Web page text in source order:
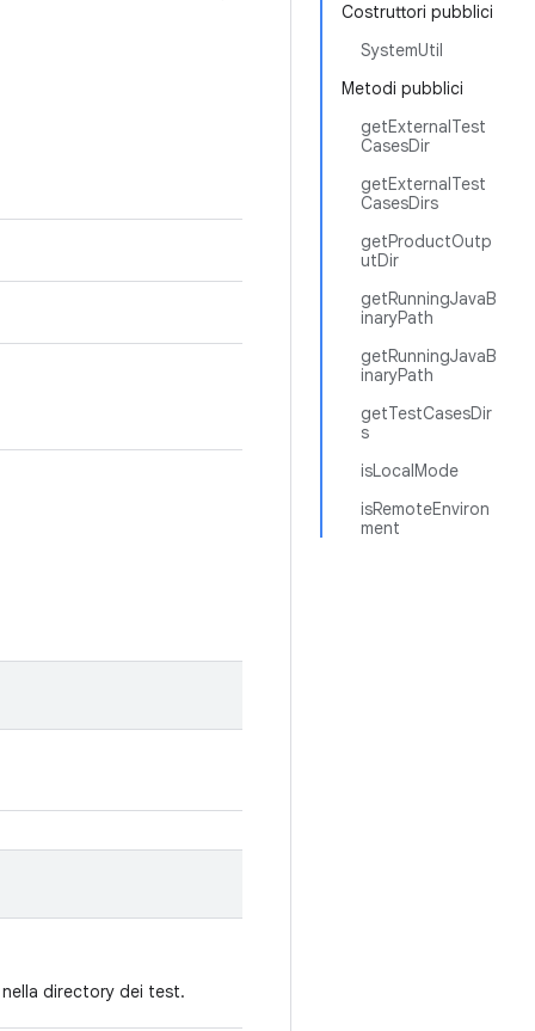
Costruttori pubblici
SystemUtil
Metodi pubblici
getExternalTest
CasesDir
getExternalTest
CasesDirs
getProductOutp
utDir
getRunningJavaB
inaryPath
getRunningJavaB
inaryPath
getTestCasesDir
s
isLocalMode
isRemoteEnviron
ment
directory dei test.